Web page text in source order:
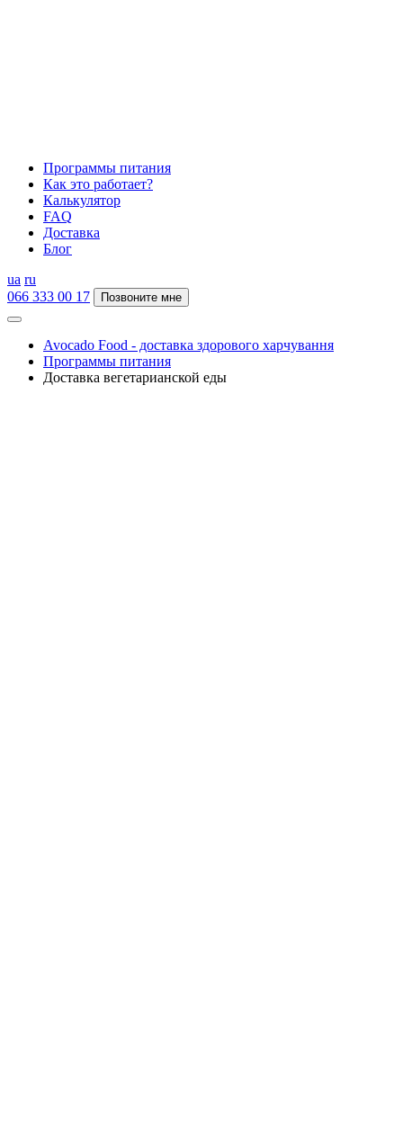
Программы питания
Как это работает?
Калькулятор
FAQ
Доставка
Блог
ua ru
066 333 00 17
Позвоните мне
Avocado Food - доставка здорового харчування
Программы питания
Доставка вегетарианской еды